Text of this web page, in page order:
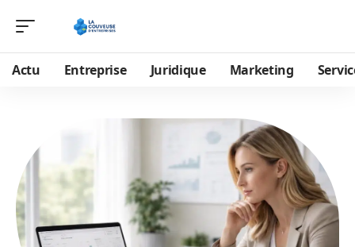
Actu Entreprise Juridique Marketing